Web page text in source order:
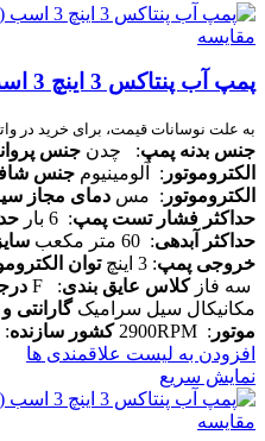
مقایسه
پمپ آب پنتاکس 3 اینچ 3 اسب CST300/3=(IR)
به علت نوسانات قیمت، برای خرید در
جنس بدنه پمپ: چدن جنس
الکتروموتور : آلومینیوم جنس
الکتروموتور : مس دمای مجاز
حداکثر فشار تست پمپ: 6 بار
حداکثر آبدهی: 60 متر مکعب
خروجی پمپ: 3 اینچ توان
سه فازکلاس عایق بندی: F
مکانیکال سیل سرامیکگارانتی
موتور : 2900RPM کشور سازنده:
افزودن به لیست علاقمندی ها
نمایش سریع
مقایسه